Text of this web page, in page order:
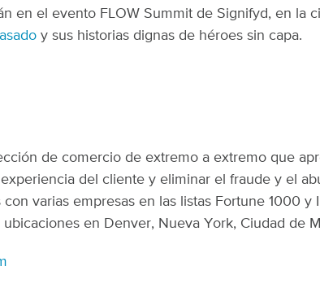
en el evento FLOW Summit de Signifyd, en la
y sus historias dignas de héroes sin capa.
de comercio de extremo a extremo que
del cliente y eliminar el fraude y el
varias empresas en las listas Fortune 1000 y
en Denver, Nueva York, Ciudad de